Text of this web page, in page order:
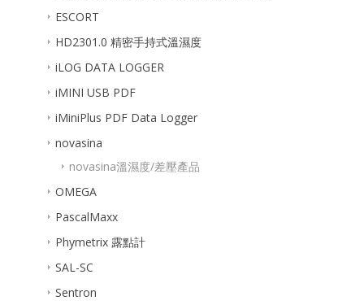
ESCORT
HD2301.0 精密手持式溫濕度
iLOG DATA LOGGER
iMINI USB PDF
iMiniPlus PDF Data Logger
novasina
novasina溫濕度/差壓產品
OMEGA
PascalMaxx
Phymetrix 露點計
SAL-SC
Sentron